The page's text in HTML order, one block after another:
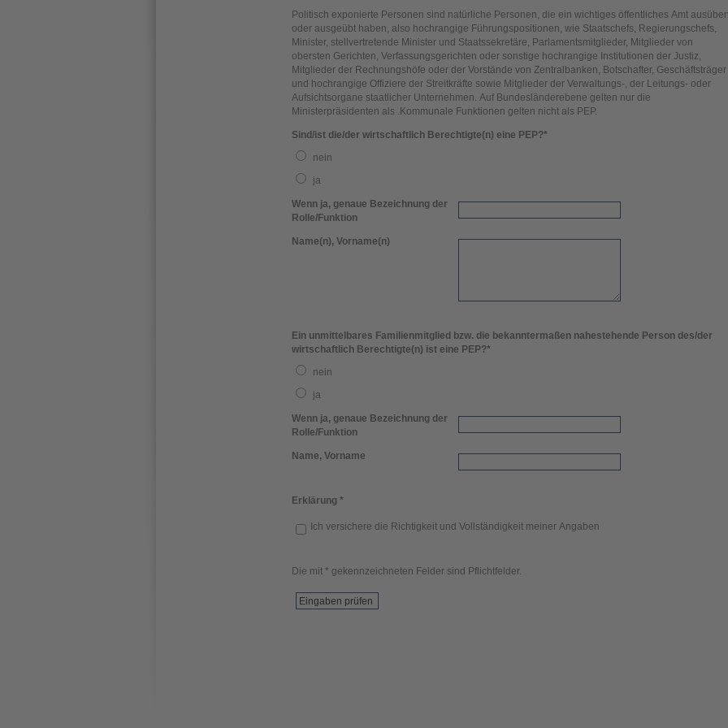
Politisch exponierte Personen sind natürliche Personen, die ein wichtiges öffentliches Amt
oder ausgeübt haben, also hochrangige Führungspositionen, wie Staatschefs, Regierungschefs,
Minister, stellvertretende Minister und Staatssekretäre, Parlamentsmitglieder, Mitglieder von
obersten Gerichten, Verfassungsgerichten oder sonstige hochrangige Institutionen der Justiz,
Mitglieder der Rechnungshöfe oder der Vorstände von Zentralbanken, Botschafter, Geschäftsträger
und hochrangige Offiziere der Streitkräfte sowie Mitglieder der Verwaltungs-, der Leitungs- oder
Aufsichtsorgane staatlicher Unternehmen. Auf Bundesländerebene gelten nur die
Ministerpräsidenten als .Kommunale Funktionen gelten nicht als PEP.
Sind/ist die/der wirtschaftlich Berechtigte(n) eine PEP?*
nein
ja
Wenn ja, genaue Bezeichnung der
Rolle/Funktion
Name(n), Vorname(n)
Ein unmittelbares Familienmitglied bzw. die bekanntermaßen nahestehende Person des/der
wirtschaftlich Berechtigte(n) ist eine PEP?*
nein
ja
Wenn ja, genaue Bezeichnung der
Rolle/Funktion
Name, Vorname
Erklärung *
Ich versichere die Richtigkeit und Vollständigkeit meiner Angaben
Die mit * gekennzeichneten Felder sind Pflichtfelder.